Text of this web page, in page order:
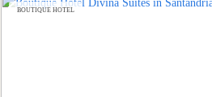
BOUTIQUE HOTEL